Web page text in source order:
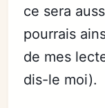
ce sera
pourrais
de mes
dis-le moi).